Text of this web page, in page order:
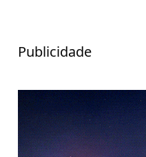
Publicidade